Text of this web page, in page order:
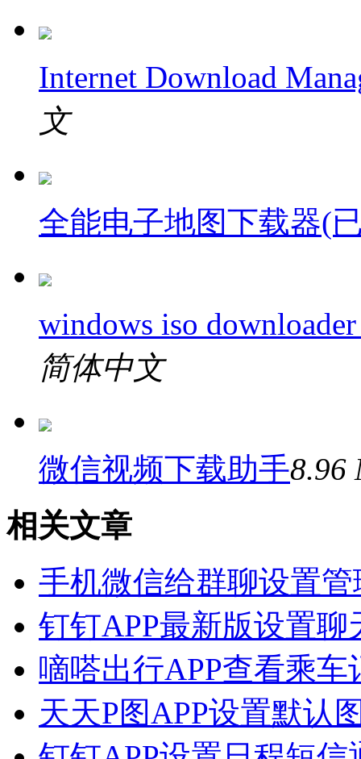
Internet Download
文
全能电子地图下载器(
windows iso
简体中文
微信视频下载助手8.96
相关文章
手机微信给群聊设置
钉钉APP最新版设置
嘀嗒出行APP查看乘
天天P图APP设置默认